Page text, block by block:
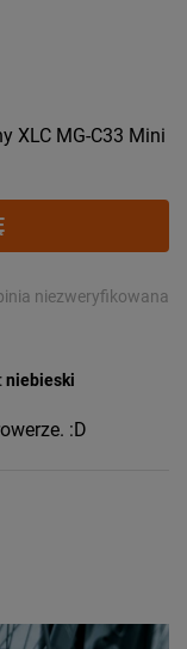
XLC MG-C33 Mini
niezweryfikowana
niebieski
:D